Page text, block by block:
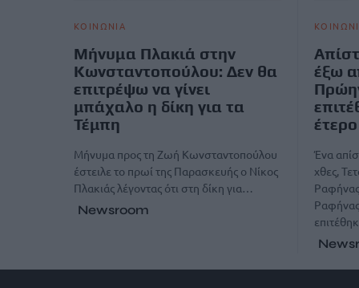
ΚΟΙΝΩΝΙΑ
Μήνυμα Πλακιά στην
Κωνσταντοπούλου: Δεν θα
επιτρέψω να γίνει
μπάχαλο η δίκη για τα
Τέμπη
Μήνυμα προς τη Ζωή Κωνσταντοπούλου
έστειλε το πρωί της Παρασκευής ο Νίκος
Πλακιάς λέγοντας ότι στη δίκη για…
Newsroom
έξω
Ένα
χθες,